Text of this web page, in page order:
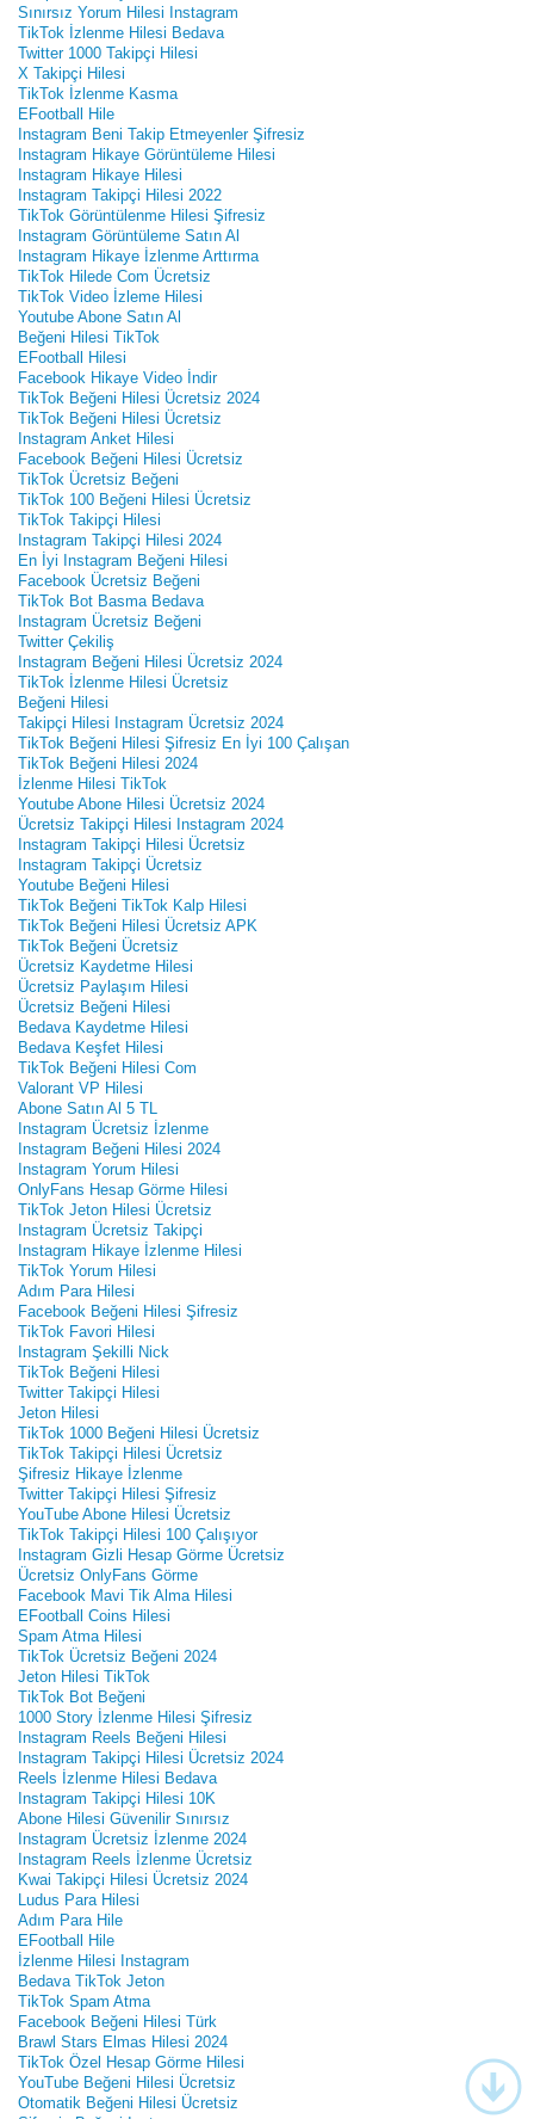
Sınırsız Yorum Hilesi Instagram
TikTok İzlenme Hilesi Bedava
Twitter 1000 Takipçi Hilesi
X Takipçi Hilesi
TikTok İzlenme Kasma
EFootball Hile
Instagram Beni Takip Etmeyenler Şifresiz
Instagram Hikaye Görüntüleme Hilesi
Instagram Hikaye Hilesi
Instagram Takipçi Hilesi 2022
TikTok Görüntülenme Hilesi Şifresiz
Instagram Görüntüleme Satın Al
Instagram Hikaye İzlenme Arttırma
TikTok Hilede Com Ücretsiz
TikTok Video İzleme Hilesi
Youtube Abone Satın Al
Beğeni Hilesi TikTok
EFootball Hilesi
Facebook Hikaye Video İndir
TikTok Beğeni Hilesi Ücretsiz 2024
TikTok Beğeni Hilesi Ücretsiz
Instagram Anket Hilesi
Facebook Beğeni Hilesi Ücretsiz
TikTok Ücretsiz Beğeni
TikTok 100 Beğeni Hilesi Ücretsiz
TikTok Takipçi Hilesi
Instagram Takipçi Hilesi 2024
En İyi Instagram Beğeni Hilesi
Facebook Ücretsiz Beğeni
TikTok Bot Basma Bedava
Instagram Ücretsiz Beğeni
Twitter Çekiliş
Instagram Beğeni Hilesi Ücretsiz 2024
TikTok İzlenme Hilesi Ücretsiz
Beğeni Hilesi
Takipçi Hilesi Instagram Ücretsiz 2024
TikTok Beğeni Hilesi Şifresiz En İyi 100 Çalışan
TikTok Beğeni Hilesi 2024
İzlenme Hilesi TikTok
Youtube Abone Hilesi Ücretsiz 2024
Ücretsiz Takipçi Hilesi Instagram 2024
Instagram Takipçi Hilesi Ücretsiz
Instagram Takipçi Ücretsiz
Youtube Beğeni Hilesi
TikTok Beğeni TikTok Kalp Hilesi
TikTok Beğeni Hilesi Ücretsiz APK
TikTok Beğeni Ücretsiz
Ücretsiz Kaydetme Hilesi
Ücretsiz Paylaşım Hilesi
Ücretsiz Beğeni Hilesi
Bedava Kaydetme Hilesi
Bedava Keşfet Hilesi
TikTok Beğeni Hilesi Com
Valorant VP Hilesi
Abone Satın Al 5 TL
Instagram Ücretsiz İzlenme
Instagram Beğeni Hilesi 2024
Instagram Yorum Hilesi
OnlyFans Hesap Görme Hilesi
TikTok Jeton Hilesi Ücretsiz
Instagram Ücretsiz Takipçi
Instagram Hikaye İzlenme Hilesi
TikTok Yorum Hilesi
Adım Para Hilesi
Facebook Beğeni Hilesi Şifresiz
TikTok Favori Hilesi
Instagram Şekilli Nick
TikTok Beğeni Hilesi
Twitter Takipçi Hilesi
Jeton Hilesi
TikTok 1000 Beğeni Hilesi Ücretsiz
TikTok Takipçi Hilesi Ücretsiz
Şifresiz Hikaye İzlenme
Twitter Takipçi Hilesi Şifresiz
YouTube Abone Hilesi Ücretsiz
TikTok Takipçi Hilesi 100 Çalışıyor
Instagram Gizli Hesap Görme Ücretsiz
Ücretsiz OnlyFans Görme
Facebook Mavi Tik Alma Hilesi
EFootball Coins Hilesi
Spam Atma Hilesi
TikTok Ücretsiz Beğeni 2024
Jeton Hilesi TikTok
TikTok Bot Beğeni
1000 Story İzlenme Hilesi Şifresiz
Instagram Reels Beğeni Hilesi
Instagram Takipçi Hilesi Ücretsiz 2024
Reels İzlenme Hilesi Bedava
Instagram Takipçi Hilesi 10K
Abone Hilesi Güvenilir Sınırsız
Instagram Ücretsiz İzlenme 2024
Instagram Reels İzlenme Ücretsiz
Kwai Takipçi Hilesi Ücretsiz 2024
Ludus Para Hilesi
Adım Para Hile
EFootball Hile
İzlenme Hilesi Instagram
Bedava TikTok Jeton
TikTok Spam Atma
Facebook Beğeni Hilesi Türk
Brawl Stars Elmas Hilesi 2024
TikTok Özel Hesap Görme Hilesi
YouTube Beğeni Hilesi Ücretsiz
Otomatik Beğeni Hilesi Ücretsiz